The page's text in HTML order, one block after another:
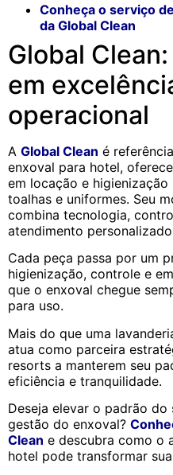
Conheça o serviço
da Global Clean
Global
em
operacional
A Global Clean é
enxoval para hotel,
em locação e
toalhas e uniformes. Seu
combina tecnologia,
atendimento
Cada peça passa por um
higienização, controle e
que o enxoval chegue
para uso.
Mais do que uma
atua como parceira
resorts a manterem seu
eficiência e tranquilidade.
Deseja elevar o padrão
gestão do enxoval?
Clean e descubra como o
hotel pode transformar